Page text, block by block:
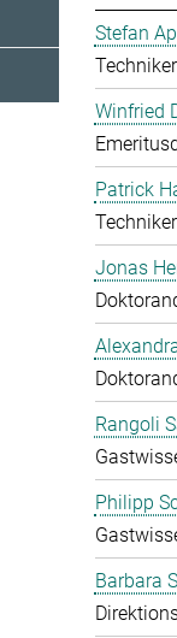
Stefan
Techniker
Winfried
Patrick
Techniker
Jonas
Rangoli
Philipp
Barbara